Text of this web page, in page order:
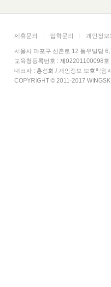
제휴문의 입학문의 개인정보
서울시 마포구 신촌로 12 동우빌딩
교육청등록번호 : 제02201100098
대표자 : 홍성화 / 개인정보 보호책임
COPYRIGHT © 2011-2017